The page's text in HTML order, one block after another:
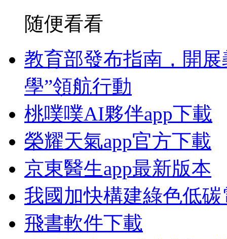
随便看看
教育部發布指南，開
學”領航行動
桃噗噗AI夥伴app下載
榮耀天氣app官方下載
京東醫生app最新版本
我國加快構建綠色低
飛書軟件下載